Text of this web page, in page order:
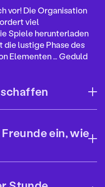
vor! Die Organisation
viel
Spiele herunterladen
die lustige Phase des
Elementen … Geduld
ein, wie